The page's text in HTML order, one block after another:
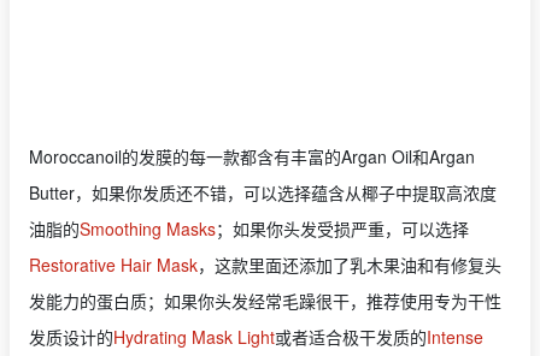
Moroccanoil的发膜的每一款都含有丰富的Argan Oil和Argan
Butter，如果你发质还不错，可以选择蕴含从椰子中提取高浓度
油脂的Smoothing Masks；如果你头发受损严重，可以选择
Restorative Hair Mask，这款里面还添加了乳木果油和有修复头
发能力的蛋白质；如果你头发经常毛躁很干，推荐使用专为干性
发质设计的Hydrating Mask Light或者适合极干发质的Intense